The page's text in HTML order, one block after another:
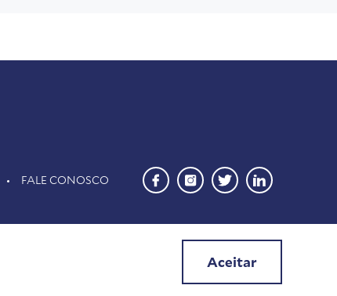
Aceitar
FALE CONOSCO